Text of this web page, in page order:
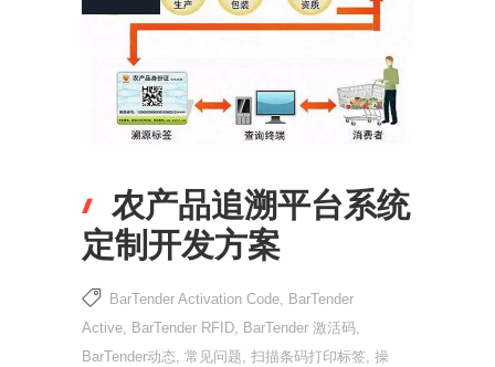
农产品追溯平台系统
定制开发方案
BarTender Activation Code, BarTender
Active, BarTender RFID, BarTender 激活码,
BarTender动态, 常见问题, 扫描条码打印标签, 操